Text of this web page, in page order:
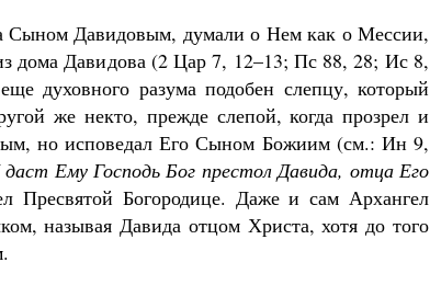
Сыном Давидовым, думали о Нем как о Мессии,
дома Давидова (2 Цар 7, 12–13; Пс 88, 28; Ис 8,
духовного разума подобен слепцу, который
же некто, прежде слепой, когда прозрел и
но исповедал Его Сыном Божиим (см.: Ин 9,
Ему Господь Бог престол Давида, отца Его
Пресвятой Богородице. Даже и сам Архангел
называя Давида отцом Христа, хотя до того